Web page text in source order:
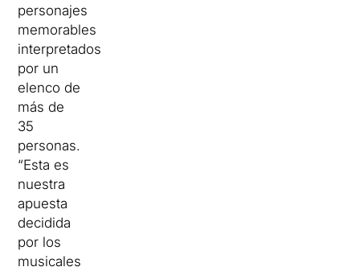
personajes
memorables
interpretados
por un
elenco de
más de
35
personas.
“Esta es
nuestra
apuesta
decidida
por los
musicales